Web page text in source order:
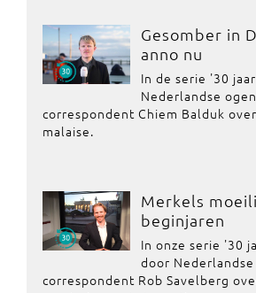
Gesomber in
anno nu
In de serie '30
Nederlandse
correspondent Chiem Balduk
malaise.
Merkels
beginjaren
In onze serie '30
door
correspondent Rob Savelberg